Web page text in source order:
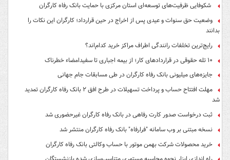
شکوفایی ظرفیت‌های توسعه‌ای استان مرکزی با حمایت بانک رفاه کارگران
وضعیت حق سنوات و عیدی پس از اخراج در حین قرارداد؛ کارگران این نکات را
بدانند
رایج‌ترین تخلفات رانندگی اطراف مراکز خرید کدام‌اند؟
۱۰ تله حقوقی در قراردادهای کار؛ از بیمه اجباری تا سفیدامضاء خطرناک
جایزه‌های میلیونی بانک رفاه کارگران در طی مسابقات جام جهانی
مهلت افتتاح حساب و پرداخت تسهیلات در طرح افق ۲ بانک رفاه کارگران تمدید
شد
ثبت درخواست صدور کارت رفاهی در بانک رفاه کارگران غیرحضوری شد
نسخه مبتنی بر وب سامانه "فرارفاه" بانک رفاه کارگران منتشر شد
خرید محصولات شرکت بهمن موتور با حساب وکالتی بانک رفاه کارگران